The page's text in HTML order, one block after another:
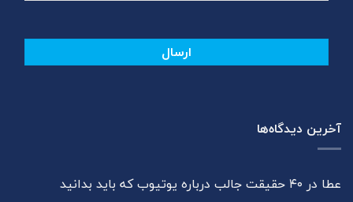
آخرین دیدگاه‌ها
عطا در ۴۰ حقیقت جالب درباره یوتیوب که باید بدانید